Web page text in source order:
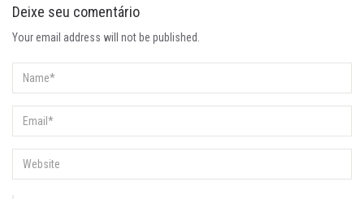
Deixe seu comentário
Your email address will not be published.